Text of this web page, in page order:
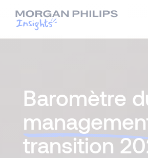
Baromètre
transition